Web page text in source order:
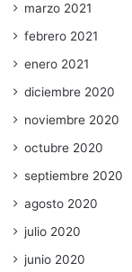
marzo 2021
febrero 2021
enero 2021
diciembre 2020
noviembre 2020
octubre 2020
septiembre 2020
agosto 2020
julio 2020
junio 2020